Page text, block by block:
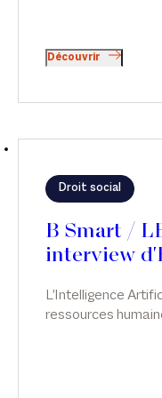
Découvrir
Droit social
L'Intelligence
ressources
B Smart /
interview